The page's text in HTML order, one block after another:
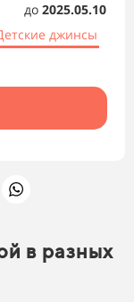
до 2025.05.10
джинсы
в разных